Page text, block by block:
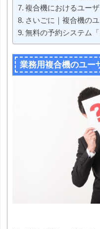
複合機におけるユー
さいごに｜複合機の
無料の予約システム「
業務用複合機のユー